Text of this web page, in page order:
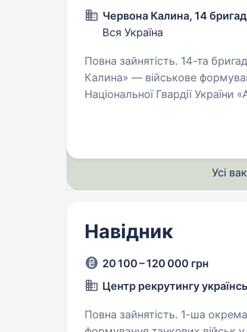
Червона Калина, 14
Вся Україна
Повна зайнятість. 14-та бригада оперативного призначення «Червона
Калина» — військове
Національної Гвардії
Усі
Навідник
20 100 – 120 000 грн
Центр рекрутингу
Повна зайнятість. 1-ша окрема важка механізована Сіверська бригада —